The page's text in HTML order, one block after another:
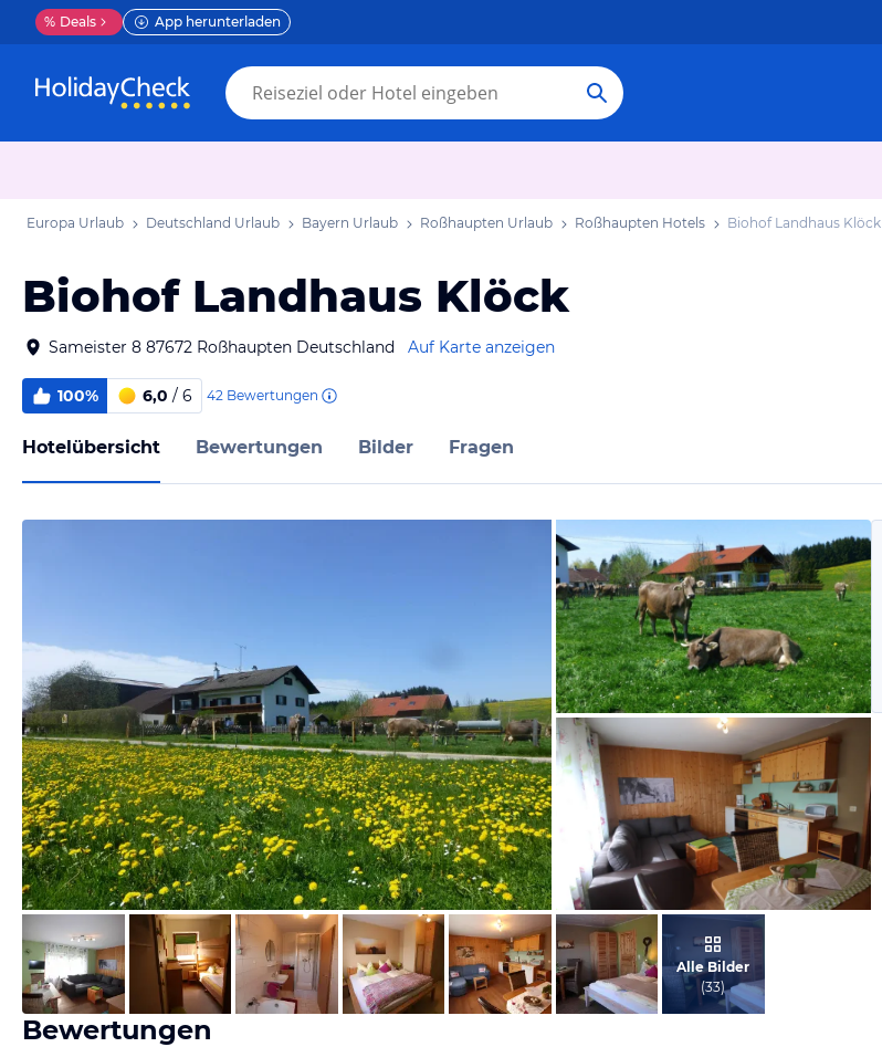
% Deals App herunterladen
Europa Urlaub Deutschland Urlaub Bayern Urlaub Roßhaupten Urlaub Roßhaupten Hotels Biohof Landhaus Klöck
Biohof Landhaus Klöck
Sameister 8 87672 Roßhaupten Deutschland Auf Karte anzeigen
100% 6,0 / 6 42 Bewertungen
Hotelübersicht Bewertungen Bilder Fragen
vom Hotelier, Februar 2016
vom Hotelier, März 2013
vom Hotelier, Juni 2016
Alle Bilder
(33)
Bewertungen